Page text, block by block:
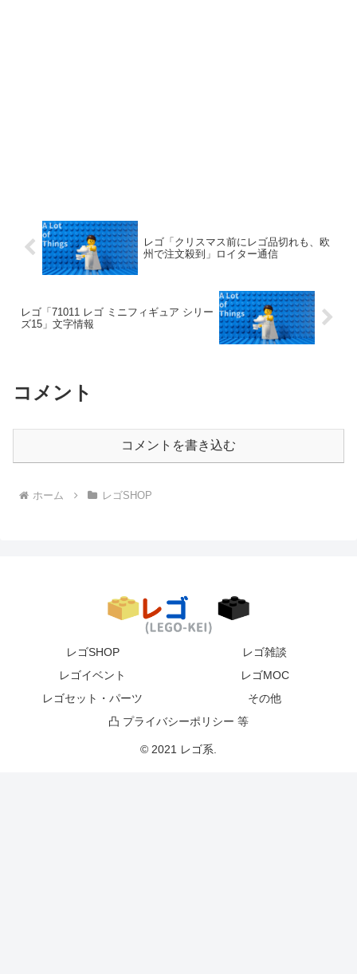
レゴ「クリスマス前にレゴ品切れも、欧
州で注文殺到」ロイター通信
レゴ「71011 レゴ ミニフィギュア シリー
ズ15」文字情報
コメント
コメントを書き込む
ホーム レゴSHOP
レゴSHOP
レゴ雑談
レゴイベント
レゴMOC
レゴセット・パーツ
その他
凸 プライバシーポリシー 等
© 2021 レゴ系.